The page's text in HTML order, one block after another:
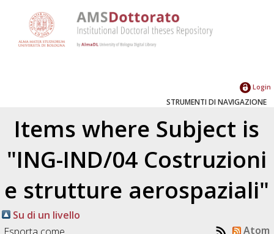
Login
STRUMENTI DI NAVIGAZIONE
Items where Subject is
"ING-IND/04 Costruzioni
e strutture aerospaziali"
Su di un livello
Atom